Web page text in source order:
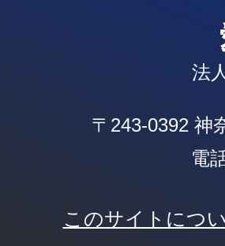
法
〒243-0392 神
電
このサイトにつ